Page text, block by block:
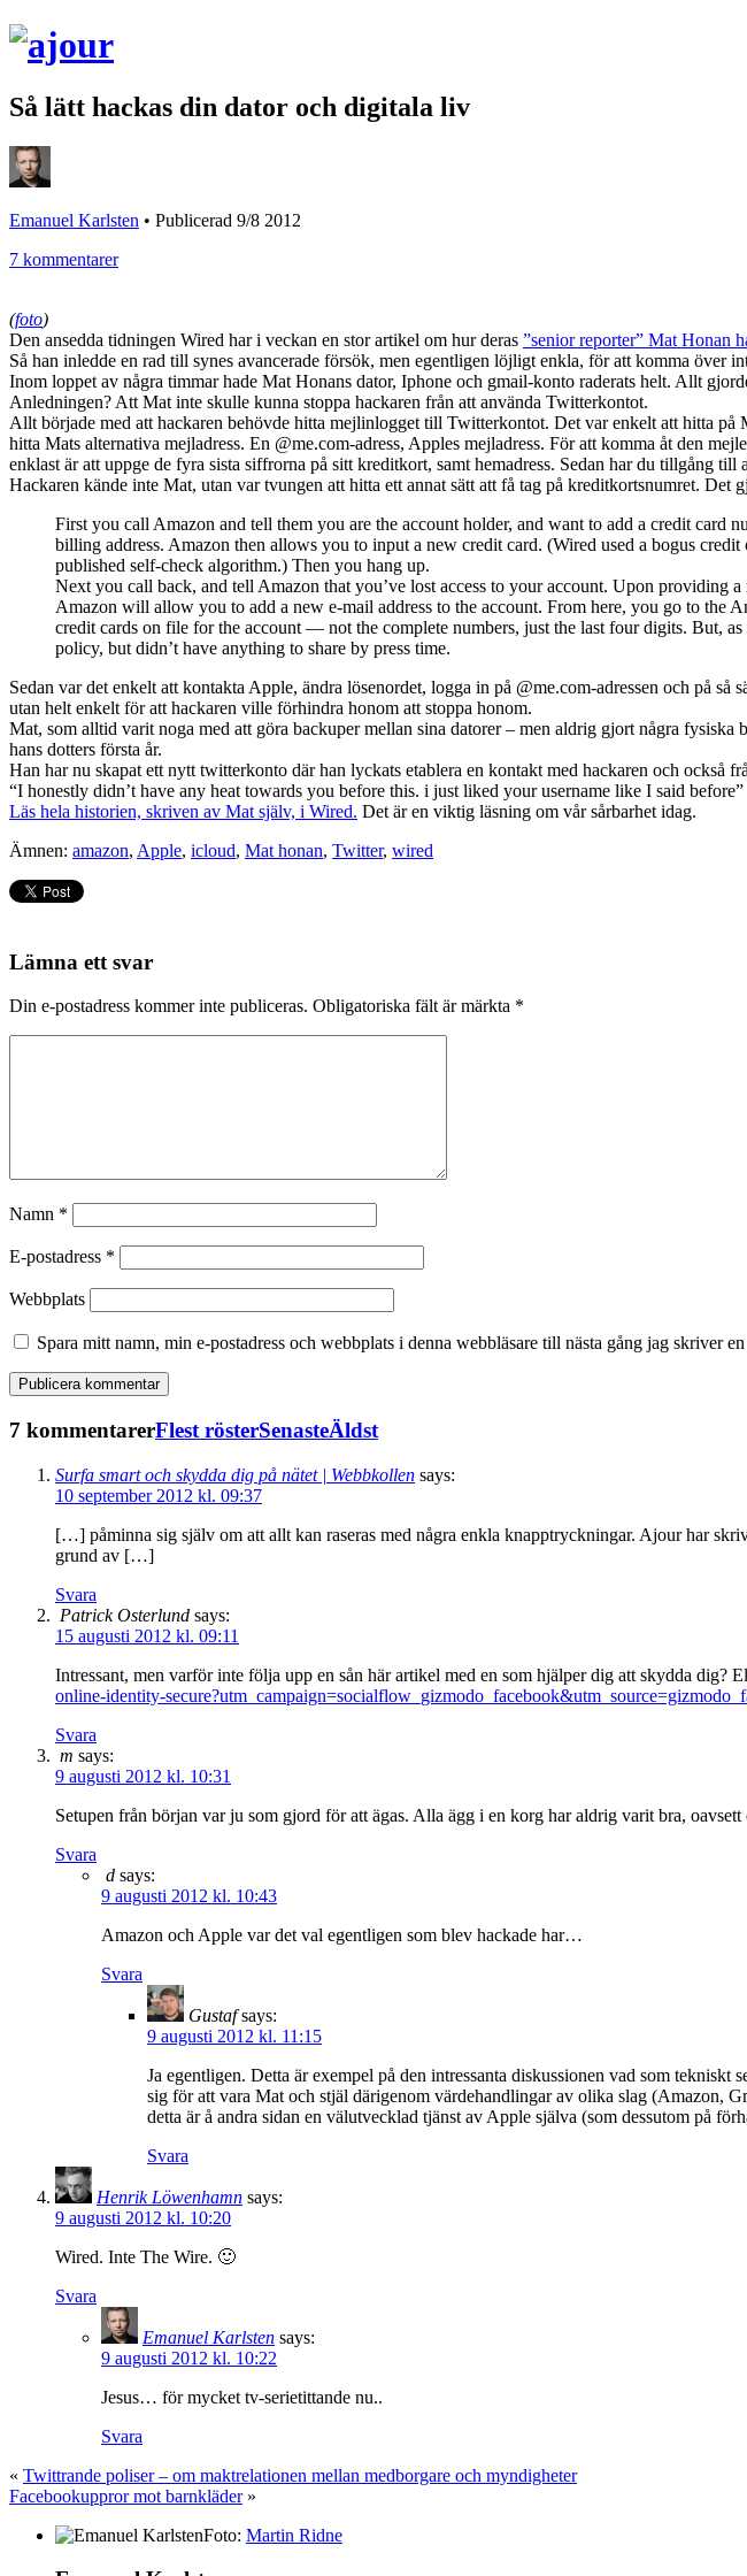
Så lätt hackas din dator och digitala liv
Emanuel Karlsten • Publicerad 9/8 2012
7 kommentarer
(foto)
Den ansedda tidningen Wired har i veckan en stor artikel om hur deras ”senior reporter” Mat Honan
Så han inledde en rad till synes avancerade försök, men egentligen löjligt enkla, för att komma över
Inom loppet av några timmar hade Mat Honans dator, Iphone och gmail-konto raderats helt. Allt
Anledningen? Att Mat inte skulle kunna stoppa hackaren från att använda Twitterkontot.
Allt började med att hackaren behövde hitta mejlinlogget till Twitterkontot. Det var enkelt att hitta
hitta Mats alternativa mejladress. En @me.com-adress, Apples mejladress. För att komma åt den
enklast är att uppge de fyra sista siffrorna på sitt kreditkort, samt hemadress. Sedan har du tillgång
Hackaren kände inte Mat, utan var tvungen att hitta ett annat sätt att få tag på kreditkortsnumret.
First you call Amazon and tell them you are the account holder, and want to add a credit card
billing address. Amazon then allows you to input a new credit card. (Wired used a bogus
published self-check algorithm.) Then you hang up.
Next you call back, and tell Amazon that you’ve lost access to your account. Upon providing
Amazon will allow you to add a new e-mail address to the account. From here, you go to the
credit cards on file for the account — not the complete numbers, just the last four digits. But,
policy, but didn’t have anything to share by press time.
Sedan var det enkelt att kontakta Apple, ändra lösenordet, logga in på @me.com-adressen och på
utan helt enkelt för att hackaren ville förhindra honom att stoppa honom.
Mat, som alltid varit noga med att göra backuper mellan sina datorer – men aldrig gjort några
hans dotters första år.
Han har nu skapat ett nytt twitterkonto där han lyckats etablera en kontakt med hackaren och också
“I honestly didn’t have any heat towards you before this. i just liked your username like I said before”
Läs hela historien, skriven av Mat själv, i Wired. Det är en viktig läsning om vår sårbarhet idag.
Ämnen: amazon, Apple, icloud, Mat honan, Twitter, wired
Lämna ett svar
Din e-postadress kommer inte publiceras. Obligatoriska fält är märkta *
Namn *
E-postadress *
Webbplats
Spara mitt namn, min e-postadress och webbplats i denna webbläsare till nästa gång jag skriver
7 kommentarerFlest rösterSenasteÄldst
Surfa smart och skydda dig på nätet | Webbkollen says:
10 september 2012 kl. 09:37
[…] påminna sig själv om att allt kan raseras med några enkla knapptryckningar. Ajour har
grund av […]
Svara
Patrick Osterlund says:
15 augusti 2012 kl. 09:11
Intressant, men varför inte följa upp en sån här artikel med en som hjälper dig att skydda dig?
online-identity-
Svara
m says:
9 augusti 2012 kl. 10:31
Setupen från början var ju som gjord för att ägas. Alla ägg i en korg har aldrig varit bra,
Svara
d says:
9 augusti 2012 kl. 10:43
Amazon och Apple var det val egentligen som blev hackade har…
Svara
Gustaf says:
9 augusti 2012 kl. 11:15
Ja egentligen. Detta är exempel på den intressanta diskussionen vad som
sig för att vara Mat och stjäl därigenom värdehandlingar av olika slag (Amazon,
detta är å andra sidan en välutvecklad tjänst av Apple själva (som dessutom på
Svara
Henrik Löwenhamn says:
9 augusti 2012 kl. 10:20
Wired. Inte The Wire. 🙂
Svara
Emanuel Karlsten says:
9 augusti 2012 kl. 10:22
Jesus… för mycket tv-serietittande nu..
Svara
« Twittrande poliser – om maktrelationen mellan medborgare och myndigheter
Facebookuppror mot barnkläder»
Foto: Martin Ridne